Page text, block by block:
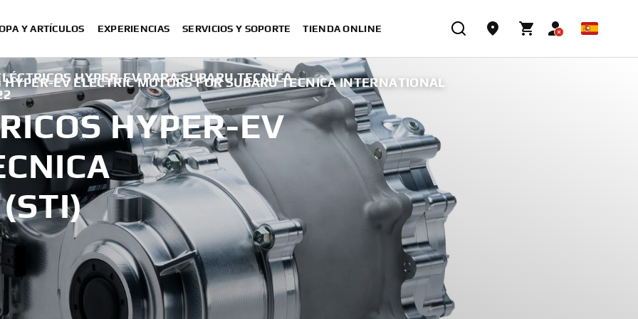
Y ARTÍCULOS EXPERIENCIAS SERVICIOS Y SOPORTE TIENDA ONLINE
EV ELECTRIC MOTORS FOR SUBARU TECNICA INTERNATIONAL
HYPER-EV PARA SUBARU TECNICA
HYPER-EV